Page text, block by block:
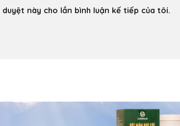
này cho lần bình luận kế tiếp của tôi.